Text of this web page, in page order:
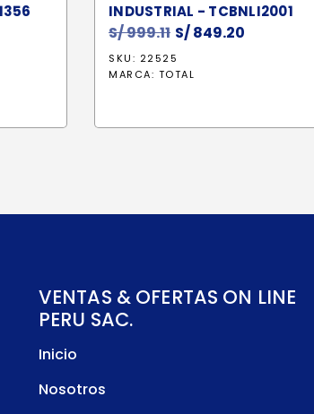
INDUSTRIAL - TCBNLI2001
S/999.11 El
precio
original
S/849.20
SKU: 22525
MARCA: TOTAL
VENTAS & OFERTAS ON LINE
PERU SAC.
Inicio
Nosotros